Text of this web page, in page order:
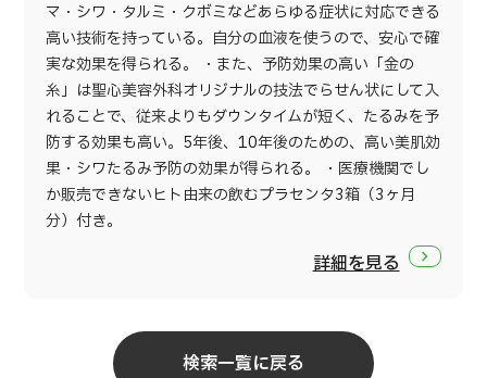
マ・シワ・タルミ・クボミなどあらゆる症状に対応できる
高い技術を持っている。自分の血液を使うので、安心で確
実な効果を得られる。 ・また、予防効果の高い「金の
糸」は聖心美容外科オリジナルの技法でらせん状にして入
れることで、従来よりもダウンタイムが短く、たるみを予
防する効果も高い。5年後、10年後のための、高い美肌効
果・シワたるみ予防の効果が得られる。 ・医療機関でし
か販売できないヒト由来の飲むプラセンタ3箱（3ヶ月
分）付き。
詳細を見る
検索一覧に戻る